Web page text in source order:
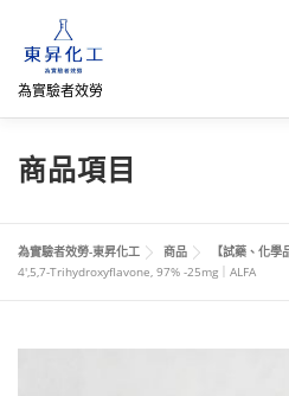
為實驗者效勞
首頁 關於我們
網路商店 直購專區 詢價
商品項目
為實驗者效勞-東昇化工 商品 【試藥、化學
4′,5,7-Trihydroxyflavone, 97% -25mg｜ALFA